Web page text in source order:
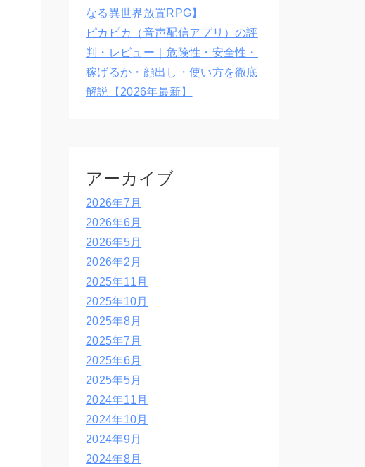
なる異世界放置RPG】
ピカピカ（音声配信アプリ）の評
判・レビュー｜危険性・安全性・
稼げるか・顔出し・使い方を徹底
解説【2026年最新】
アーカイブ
2026年7月
2026年6月
2026年5月
2026年2月
2025年11月
2025年10月
2025年8月
2025年7月
2025年6月
2025年5月
2024年11月
2024年10月
2024年9月
2024年8月